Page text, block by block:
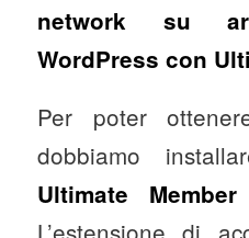
network su
WordPress con
Per poter
dobbiamo
Ultimate
L’estensione di